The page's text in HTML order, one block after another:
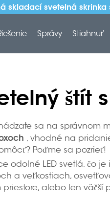
svetelná
Správy Stiahnuť
štít s
sa na správnom
, vhodné na
Poďme sa pozrieť!
odolné LED svetlá, čo
a veľkostiach,
alebo len väčší